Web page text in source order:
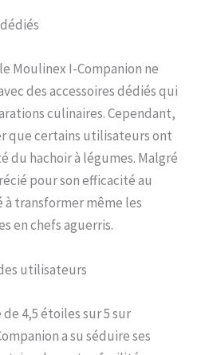
permet également de
À NETTOYER ET À RANGER :
profitez d'un nettoyage et
d'une organisation sans
effort grâce à un design
compatible lave-vaisselle
et facile à ranger ROBOT
FABRIQUE EN FRANCE :
conçu et fabriqué dans
notre usine à Mayenne
ACCESSOIRES : 6
Companion (couteau
pétrin/concasseur, batteur,
mixeur, panier vapeur et un
accessoire découpe
Moulinex I-Companion ne
des accessoires dédiés qui
culinaires. Cependant,
que certains utilisateurs ont
du hachoir à légumes. Malgré
pour son efficacité au
transformer même les
en chefs aguerris.
utilisateurs
4,5 étoiles sur 5 sur
a su séduire ses